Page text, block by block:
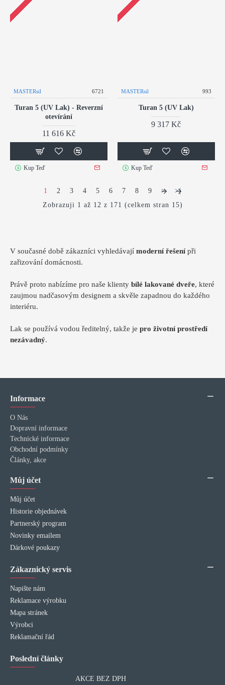
V současné době zákazníci vyhledávají moderní řešenípři
zařizování domácnosti.
Právě proto nabízíme pro naše klienty bílé lakované dveře, které
zaujmou nadčasovým designem a skvěle zapadnou do každého
interiéru.
Lak se používá vodou ředitelný, takže je pro životní prostředí
nezávadný.
MASTERsil 6721
Turan 5 (UV Lak) - Reverzní
otevírání
11 616 Kč
Kup Teď
MASTERsil 993
Turan 5 (UV Lak)
9 317 Kč
Kup Teď
1 2 3 4 5 6 7 8 9 >
>|
Zobrazuji 1 až 12 z 171 (celkem stran 15)
Informace
O Nás
Dopravní informace
Technické informace
Obchodní podmínky
Články, akce
Můj účet
Můj účet
Historie objednávek
Partnerský program
Novinky emailem
Dárkové poukazy
Zákaznický servis
Napište nám
Reklamace výrobku
Mapa stránek
Výrobci
Reklamační řád
Poslední články
AKCE BEZ DPH